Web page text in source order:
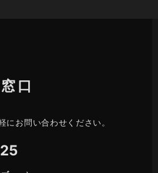
口
お問い合わせください。